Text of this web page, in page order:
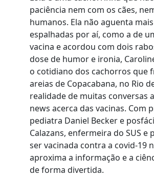
paciência nem com os cães,
humanos. Ela não aguenta
espalhadas por aí, como a de
vacina e acordou com dois
dose de humor e ironia,
o cotidiano dos cachorros que
areias de Copacabana, no Rio
realidade de muitas conversas
news acerca das vacinas. Com
pediatra Daniel Becker e
Calazans, enfermeira do SUS e
ser vacinada contra a covid-19
aproxima a informação e a
de forma divertida.